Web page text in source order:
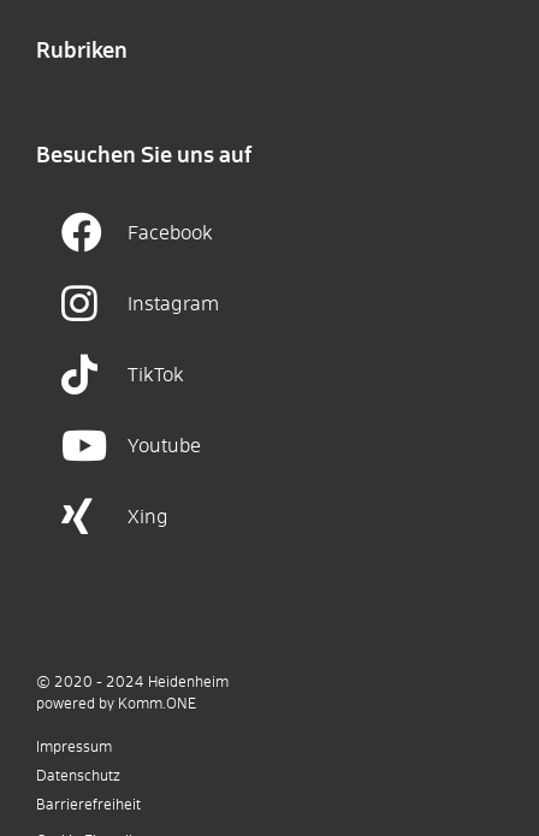
Rubriken
Besuchen Sie uns auf
Facebook
Instagram
TikTok
Youtube
Xing
© 2020 - 2024 Heidenheim
powered by Komm.ONE
Impressum
Datenschutz
Barrierefreiheit